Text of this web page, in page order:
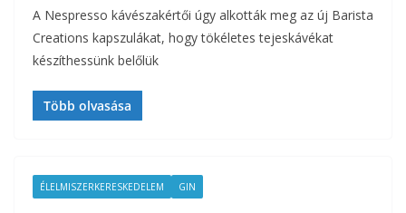
A Nespresso kávészakértői úgy alkották meg az új Barista
Creations kapszulákat, hogy tökéletes tejeskávékat
készíthessünk belőlük
Több olvasása
ÉLELMISZERKERESKEDELEM GIN